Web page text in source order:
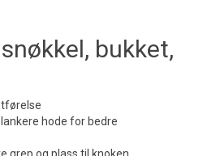
bukket,
hode for bedre